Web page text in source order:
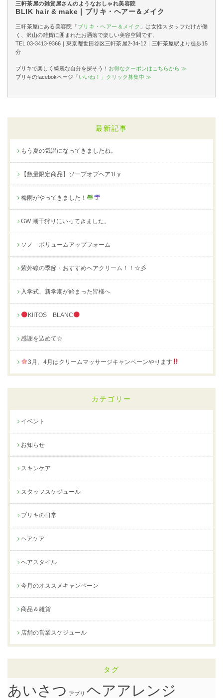
三軒茶屋の雑貨屋さんのようなおしゃれ美容院
BLIK hair & make｜ブリキ・ヘアー＆メイク
三軒茶屋にある美容院「 ブリキ・ヘアー＆メイク 」は女性スタッフだけが働
く、沢山の雑貨に囲まれたお洒落で楽しい美容空間です。
TEL 03-3413-9366｜東京都世田谷区三軒茶屋2-34-12｜三軒茶屋駅より徒歩15
分
ブリキで楽しく綺麗な自分を探そう！ お得なクーポンはこちらから ≫
ブリキのfacebokページ 「いいね！」クリック募集中 ≫
最新記事
もう夏の気温になってきましたね。
【数量限定商品】ソープオブヘア1Ly
梅雨がやってきました！
GW 潮干狩りにいってきました。
ソノ ボリュームアップフォーム
紫外線の季節・おすすめヘアクリーム！！☆彡
入学式、新学期が始まった皆様へ
KIITOS BLANC
感謝を込めて☆
3月、4月はクリームマッサージキャンペーンやります
カテゴリー
イベント
お知らせ
スキンケア
スタッフスケジュール
ブリキの日常
ヘアケア
ヘアスタイル
今月のオススメキャンペーン
商品＆雑貨
店舗の営業スケジュール
タグ
あいさつ アプリ ヘアアレンジ